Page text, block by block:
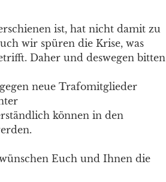
ist, hat nicht damit zu
wir spüren die Krise, was
Daher und deswegen bitten
neue Trafomitglieder
können in den
Euch und Ihnen die